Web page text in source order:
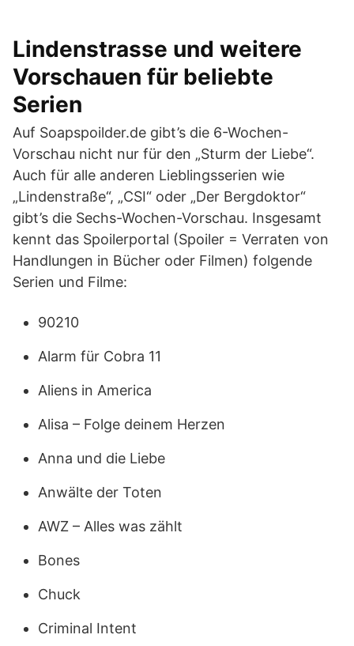
Lindenstrasse und weitere
Vorschauen für beliebte
Serien
Auf Soapspoilder.de gibt’s die 6-Wochen-
Vorschau nicht nur für den „Sturm der Liebe“.
Auch für alle anderen Lieblingsserien wie
„Lindenstraße“, „CSI“ oder „Der Bergdoktor“
gibt’s die Sechs-Wochen-Vorschau. Insgesamt
kennt das Spoilerportal (Spoiler = Verraten von
Handlungen in Bücher oder Filmen) folgende
Serien und Filme:
90210
Alarm für Cobra 11
Aliens in America
Alisa – Folge deinem Herzen
Anna und die Liebe
Anwälte der Toten
AWZ – Alles was zählt
Bones
Chuck
Criminal Intent